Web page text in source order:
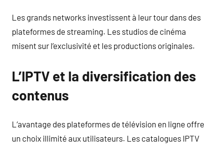
Les grands networks investissent à leur tour dans des
plateformes de streaming. Les studios de cinéma
misent sur l’exclusivité et les productions originales.
L’IPTV et la diversification des
contenus
L’avantage des plateformes de télévision en ligne offre
un choix illimité aux utilisateurs. Les catalogues IPTV